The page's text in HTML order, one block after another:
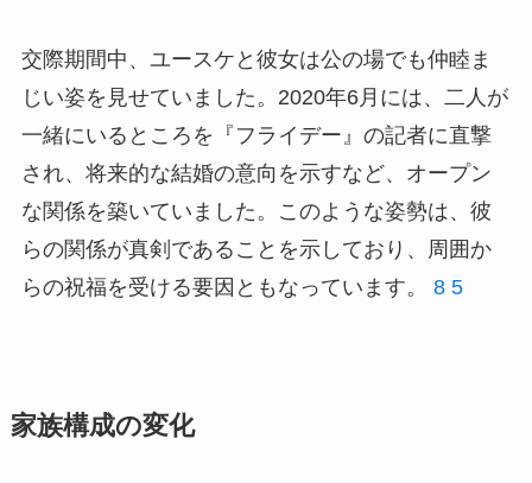
交際期間中、ユースケと彼女は公の場でも仲睦ま
じい姿を見せていました。2020年6月には、二人が
一緒にいるところを『フライデー』の記者に直撃
され、将来的な結婚の意向を示すなど、オープン
な関係を築いていました。このような姿勢は、彼
らの関係が真剣であることを示しており、周囲か
らの祝福を受ける要因ともなっています。 8 5
家族構成の変化